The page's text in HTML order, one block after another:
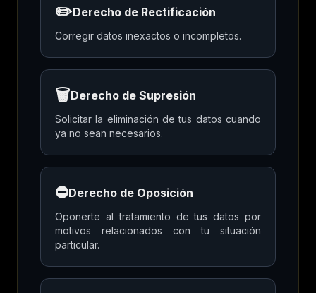
✏️Derecho de Rectificación
Corregir datos inexactos o incompletos.
🗑️Derecho de Supresión
Solicitar la eliminación de tus datos cuando
ya no sean necesarios.
⛔Derecho de Oposición
Oponerte al tratamiento de tus datos por
motivos relacionados con tu situación
particular.